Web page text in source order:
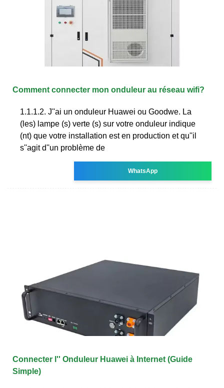
Comment connecter mon onduleur au réseau wifi?
1.1.1.2. J''ai un onduleur Huawei ou Goodwe. La
(les) lampe (s) verte (s) sur votre onduleur indique
(nt) que votre installation est en production et qu''il
s''agit d''un problème de
WhatsApp
Connecter l'' Onduleur Huawei à Internet (Guide
Simple)